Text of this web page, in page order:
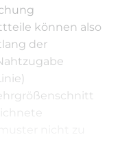
können also
der